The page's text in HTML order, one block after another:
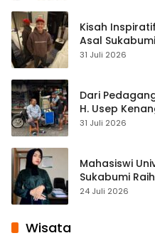
Kisah
Asal
Streaming
31 Juli 2026
Dari
H. Usep
Cisaat
31 Juli 2026
Mahasiswi
Sukabumi
Pembelajaran
24 Juli 2026
Wisata